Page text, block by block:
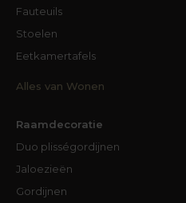
Fauteuils
Stoelen
Eetkamertafels
Alles van Wonen
Raamdecoratie
Duo plisségordijnen
Jaloezieën
Gordijnen